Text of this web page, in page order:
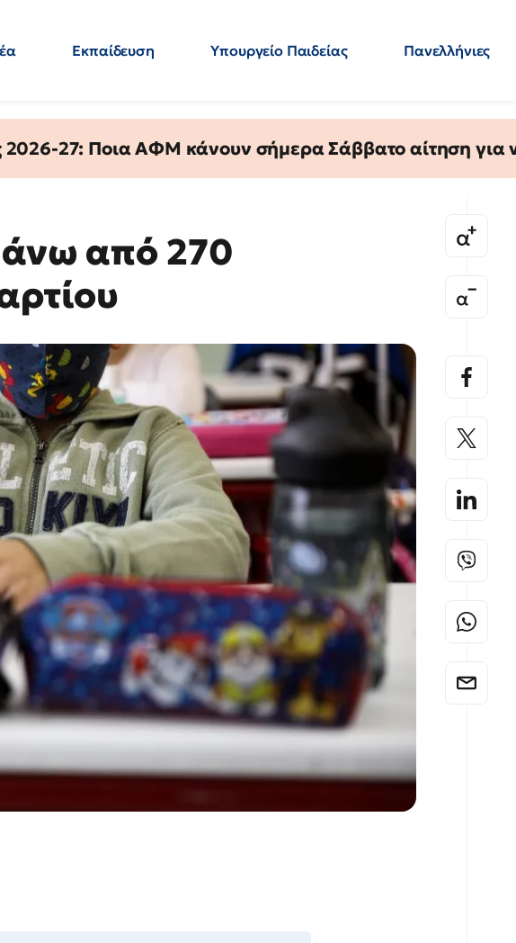
Εκπαίδευση Υπουργείο Παιδείας Πανελλήνιες
2026-27: Ποια ΑΦΜ κάνουν σήμερα Σάββατο αίτηση για
από 270